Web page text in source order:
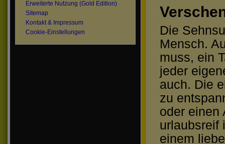
Die
Mensch.
muss, ein
jeder
auch. Die
zu
oder einen
urlaubsreif
einem
Erweiterte Nutzung (Gold Edition)
Sitemap
Kontakt & Impressum
Cookie-Einstellungen